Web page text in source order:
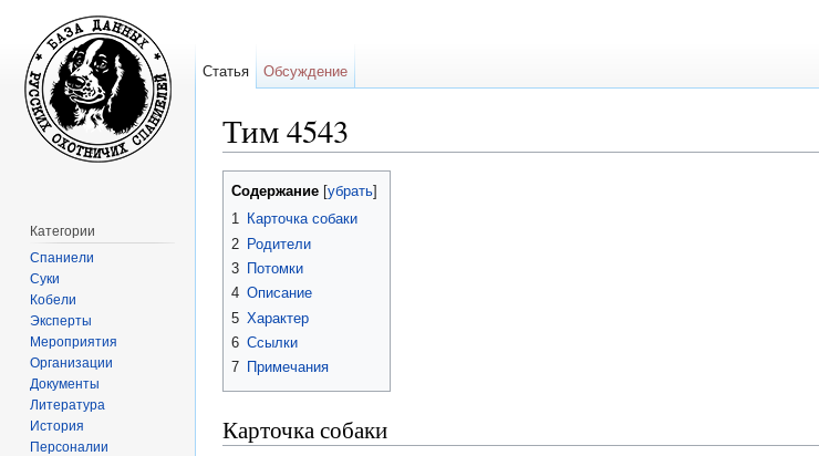
Тим 4543
Содержание убрать
1 Карточка собаки
2 Родители
3 Потомки
4 Описание
5 Характер
6 Ссылки
7 Примечания
Карточка собаки
Статья Обсуждение
Категории
Спаниели
Суки
Кобели
Эксперты
Мероприятия
Организации
Документы
Литература
История
Персоналии